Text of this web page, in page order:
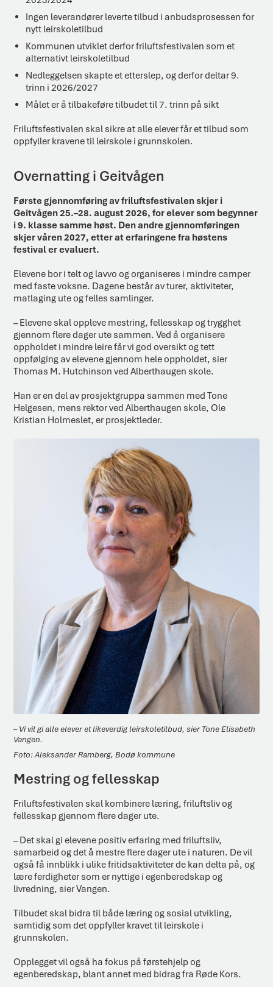
Ingen leverandører leverte tilbud i anbudsprosessen for
nytt leirskoletilbud
Kommunen utviklet derfor friluftsfestivalen som et
alternativt leirskoletilbud
Nedleggelsen skapte et etterslep, og derfor deltar 9.
trinn i 2026/2027
Målet er å tilbakeføre tilbudet til 7. trinn på sikt
Friluftsfestivalen skal sikre at alle elever får et tilbud som
oppfyller kravene til leirskole i grunnskolen.
Overnatting i Geitvågen
Første gjennomføring av friluftsfestivalen skjer i
Geitvågen 25.–28. august 2026, for elever som begynner
i 9. klasse samme høst. Den andre gjennomføringen
skjer våren 2027, etter at erfaringene fra høstens
festival er evaluert.
Elevene bor i telt og lavvo og organiseres i mindre camper
med faste voksne. Dagene består av turer, aktiviteter,
matlaging ute og felles samlinger.
– Elevene skal oppleve mestring, fellesskap og trygghet
gjennom flere dager ute sammen. Ved å organisere
oppholdet i mindre leire får vi god oversikt og tett
oppfølging av elevene gjennom hele oppholdet, sier
Thomas M. Hutchinson ved Alberthaugen skole.
Han er en del av prosjektgruppa sammen med Tone
Helgesen, mens rektor ved Alberthaugen skole, Ole
Kristian Holmeslet, er prosjektleder.
– Vi vil gi alle elever et likeverdig leirskoletilbud, sier Tone Elisabeth
Vangen.
Aleksander Ramberg, Bodø kommune
Mestring og fellesskap
Friluftsfestivalen skal kombinere læring, friluftsliv og
fellesskap gjennom flere dager ute.
– Det skal gi elevene positiv erfaring med friluftsliv,
samarbeid og det å mestre flere dager ute i naturen. De vil
også få innblikk i ulike fritidsaktiviteter de kan delta på, og
lære ferdigheter som er nyttige i egenberedskap og
livredning, sier Vangen.
Tilbudet skal bidra til både læring og sosial utvikling,
samtidig som det oppfyller kravet til leirskole i
grunnskolen.
Opplegget vil også ha fokus på førstehjelp og
egenberedskap, blant annet med bidrag fra Røde Kors.